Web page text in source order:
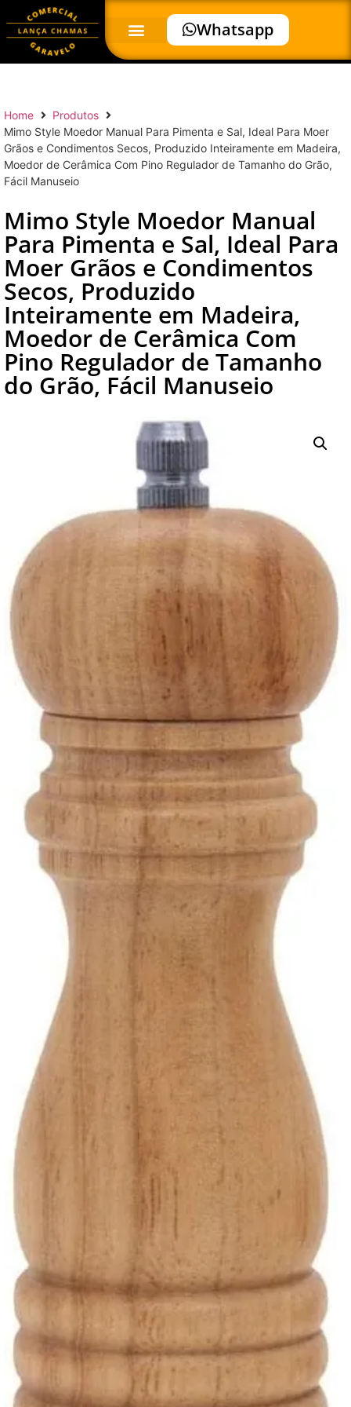
Whatsapp
Home
Produtos
Mimo Style Moedor Manual Para Pimenta e Sal, Ideal Para Moer
Grãos e Condimentos Secos, Produzido Inteiramente em Madeira,
Moedor de Cerâmica Com Pino Regulador de Tamanho do Grão,
Fácil Manuseio
Mimo Style Moedor Manual
Para Pimenta e Sal, Ideal Para
Moer Grãos e Condimentos
Secos, Produzido
Inteiramente em Madeira,
Moedor de Cerâmica Com
Pino Regulador de Tamanho
do Grão, Fácil Manuseio